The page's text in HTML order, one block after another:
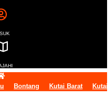
Bontang Kutai Barat Kutai